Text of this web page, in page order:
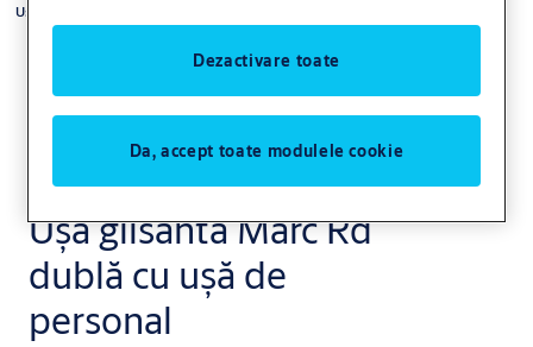
Uși glisante Malkowski duble
Ușă glisantă Marc Rd
dublă cu ușă de
personal
Dezactivare toate
Da, accept toate modulele cookie